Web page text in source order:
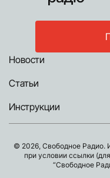
Новости
Статьи
Инструкции
© 2026, Свободное Радио.
при условии ссылки
“Свободное